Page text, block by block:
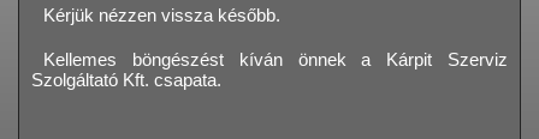
Kérjük nézzen vissza később.
Kellemes böngészést kíván önnek a Kárpit Szerviz
Szolgáltató Kft. csapata.